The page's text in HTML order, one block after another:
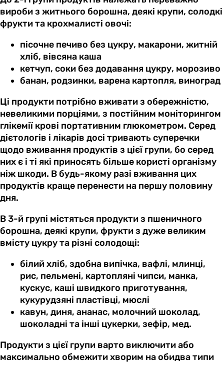
вироби з житнього борошна, деякі крупи, солодкі
фрукти та крохмалисті овочі:
пісочне печиво без цукру, макарони, житній
хліб, вівсяна каша
кетчуп, соки без додавання цукру, морозиво
банан, родзинки, варена картопля, виноград
Ці продукти потрібно вживати з обережністю,
невеликими порціями, з постійним моніторингом
глікемії крові портативним глюкометром. Серед
дієтологів і лікарів досі тривають суперечки
щодо вживання продуктів з цієї групи, бо серед
них є і ті які приносять більше користі організму
ніж шкоди. В будь-якому разі вживання цих
продуктів краще перенести на першу половину
дня.
В 3-й групі містяться продукти з пшеничного
борошна, деякі крупи, фрукти з дуже великим
вмісту цукру та різні солодощі:
білий хліб, здобна випічка, вафлі, млинці,
рис, пельмені, картопляні чипси, манка,
кускус, каші швидкого приготування,
кукурудзяні пластівці, мюслі
кавун, диня, ананас, молочний шоколад,
шоколадні та інші цукерки, зефір, мед.
Продукти з цієї групи варто виключити або
максимально обмежити хворим на обидва типи